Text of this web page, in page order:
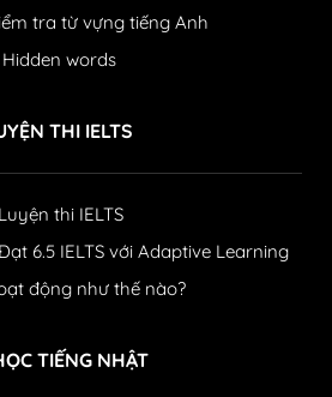
tra từ vựng tiếng Anh
words
THI IELTS
thi IELTS
6.5 IELTS với Adaptive Learning
động như thế nào?
TIẾNG NHẬT